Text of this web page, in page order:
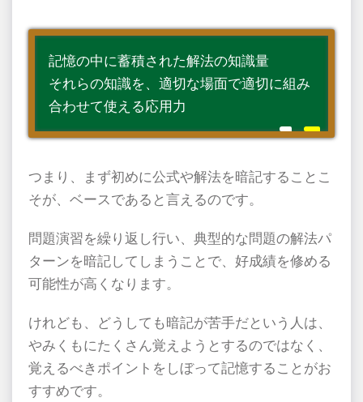
記憶の中に蓄積された解法の知識量
それらの知識を、適切な場面で適切に組み
合わせて使える応用力
つまり、まず初めに公式や解法を暗記することこ
そが、ベースであると言えるのです。
問題演習を繰り返し行い、典型的な問題の解法パ
ターンを暗記してしまうことで、好成績を修める
可能性が高くなります。
けれども、どうしても暗記が苦手だという人は、
やみくもにたくさん覚えようとするのではなく、
覚えるべきポイントをしぼって記憶することがお
すすめです。